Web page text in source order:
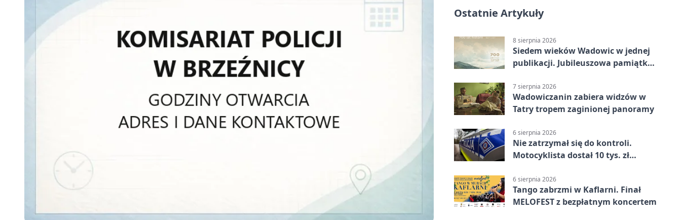
Ostatnie Artykuły
8 sierpnia 2026
Siedem wieków Wadowic w jednej
publikacji. Jubileuszowa pamiątka
7 sierpnia 2026
Wadowiczanin zabiera widzów w
Tatry tropem zaginionej panoramy
6 sierpnia 2026
Nie zatrzymał się do kontroli.
Motocyklista dostał 10 tys. zł
6 sierpnia 2026
Tango zabrzmi w Kaflarni. Finał
MELOFEST z bezpłatnym koncertem